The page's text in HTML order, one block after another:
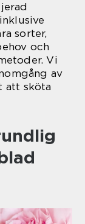
sorter,
och
Vi
av
att sköta